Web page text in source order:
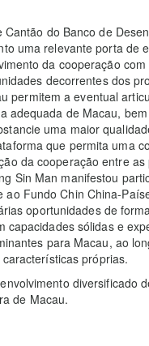
do Banco de
uma relevante porta de
da cooperação
decorrentes dos
permitem a eventual
adequada de Macau,
uma maior
que permita uma
da cooperação entre as
Sin Man manifestou
Fundo Chin China-
oportunidades de
capacidades sólidas e
para Macau, ao
próprias.
diversificado
de Macau.